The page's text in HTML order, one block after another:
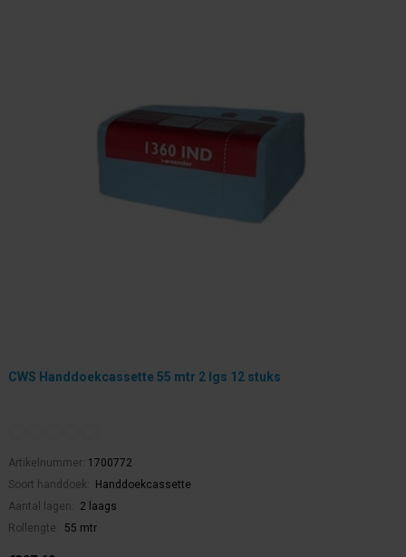
CWS Handdoekcassette 55 mtr 2 lgs 12 stuks
Artikelnummer: 1700772
Soort handdoek:
Handdoekcassette
Aantal lagen:
2 laags
Rollengte:
55 mtr